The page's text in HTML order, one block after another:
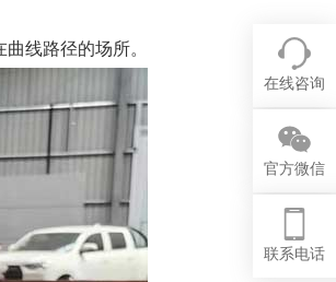
线路径的场所。
在线咨询
官方微信
联系电话